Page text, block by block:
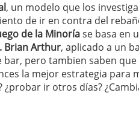
, un modelo que los
de ir en contra del
de la Minoríase basa en
Brian Arthur, aplicado a un
pero tambien saben que
la mejor estrategia para
¿probar ir otros días?